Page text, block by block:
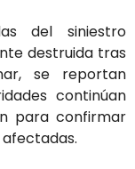
del siniestro
destruida tras
se reportan
continúan
para confirmar